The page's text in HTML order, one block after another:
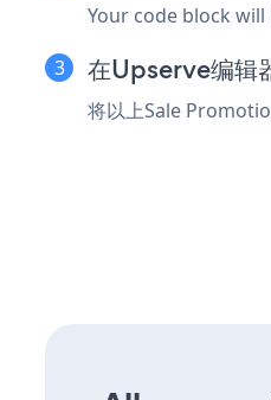
Your code block
在Upserve编辑
将以上Sale